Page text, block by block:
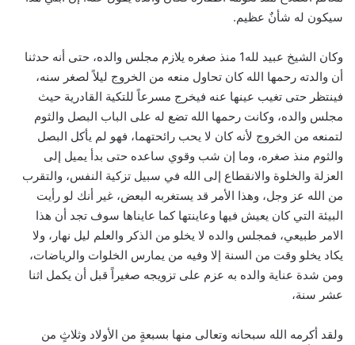
سيكون له شأنٌ عظيم.
وكان الشيخ عبيد لله1 منذ صغره يلازم مجلس والده، حتى أنه حدثنا
أن والدته رحمها الله كان تحاول منعه من الخروج ليلاً لصغر سنه،
فينتظر حتى تغيب عينها عنه فيخرج مسرعاً للتكية القادرية حيث
مجلس والده، وكانت رحمها الله تضع له على الباب البصل والثوم
لتمنعه من الخروج لأنه كان لا يحب رائحتهما، فهو لم يأكل البصل
والثوم منذ صغره، وما إن شب وقوي ساعده حتى بدأ يميل إلى
العزلة والخلوة والانقطاع إلى الله في سبيل تزكية النفس، والتقرب
من الله عز وجل، وهذا الأمر قد يستغربه البعض، غير أنك لو رأيت
البيئة التي كان يعيش فيها وعاينتها كما عايناها سوف تجد أن هذا
الامر طبيعي، فمجلس والده لا يخلو من الذكر والعلم ليل نهار، ولا
يكاد يخلو وقت من السنة إلا وفيه من يمارس الخلوات والرياضات،
ومن شدة عناية والده به عزم على تزويجه صغيراً قبل أن يكمل اثنا
عشر سنة،
ولقد أكرمه الله سبحانه وتعالى منها بسبعةٍ من الأولاد وثلاثٍ من